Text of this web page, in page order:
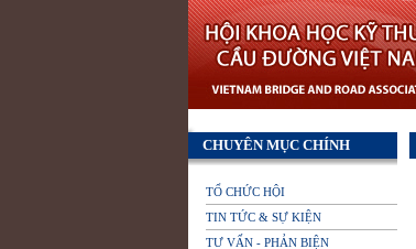
CHUYÊN MỤC CHÍNH
TỔ CHỨC HỘI
TIN TỨC & SỰ KIỆN
TƯ VẤN - PHẢN BIỆN